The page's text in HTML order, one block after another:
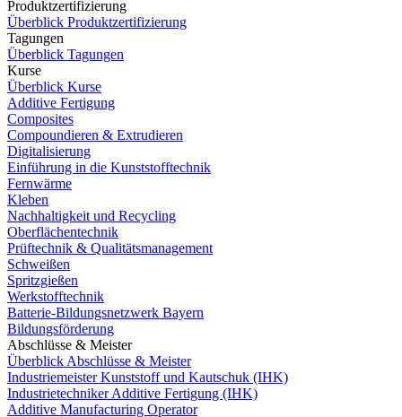
Produktzertifizierung
Überblick Produktzertifizierung
Tagungen
Überblick Tagungen
Kurse
Überblick Kurse
Additive Fertigung
Composites
Compoundieren & Extrudieren
Digitalisierung
Einführung in die Kunststofftechnik
Fernwärme
Kleben
Nachhaltigkeit und Recycling
Oberflächentechnik
Prüftechnik & Qualitätsmanagement
Schweißen
Spritzgießen
Werkstofftechnik
Batterie-Bildungsnetzwerk Bayern
Bildungsförderung
Abschlüsse & Meister
Überblick Abschlüsse & Meister
Industriemeister Kunststoff und Kautschuk (IHK)
Industrietechniker Additive Fertigung (IHK)
Additive Manufacturing Operator